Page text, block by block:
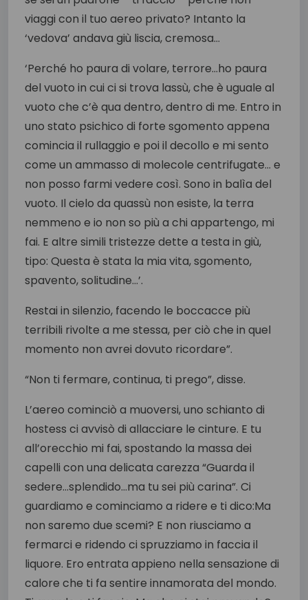
viaggi con il tuo aereo privato? Intanto la
‘vedova’ andava giù liscia, cremosa…
‘Perché ho paura di volare, terrore…ho paura
del vuoto in cui ci si trova lassù, che è uguale al
vuoto che c’è qua dentro, dentro di me. Entro in
uno stato psichico di forte sgomento appena
comincia il rullaggio e poi il decollo e mi sento
come un ammasso di molecole centrifugate… e
non posso farmi vedere così. Sono in balìa del
vuoto. Il cielo da quassù non esiste, la terra
nemmeno e io non so più a chi appartengo, mi
fai. E altre simili tristezze dette a testa in giù,
tipo: Questa è stata la mia vita, sgomento,
spavento, solitudine…’.
Restai in silenzio, facendo le boccacce più
terribili rivolte a me stessa, per ciò che in quel
momento non avrei dovuto ricordare”.
“Non ti fermare, continua, ti prego”, disse.
L’aereo cominciò a muoversi, uno schianto di
hostess ci avvisò di allacciare le cinture. E tu
all’orecchio mi fai, spostando la massa dei
capelli con una delicata carezza “Guarda il
sedere…splendido…ma tu sei più carina”. Ci
guardiamo e cominciamo a ridere e ti dico:Ma
non saremo due scemi? E non riusciamo a
fermarci e ridendo ci spruzziamo in faccia il
liquore. Ero entrata appieno nella sensazione di
calore che ti fa sentire innamorata del mondo.